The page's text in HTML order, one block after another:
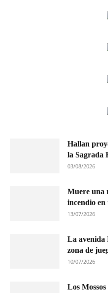
Hallan
la Sagrada
03/08/2026
Muere una
incendio en
13/07/2026
La avenida
zona de
10/07/2026
Los